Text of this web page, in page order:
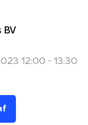
BV
12:00 - 13:30